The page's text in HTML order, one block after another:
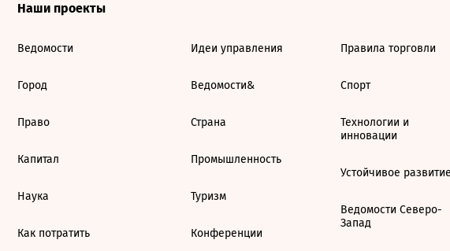
Наши проекты
Ведомости
Город
Право
Капитал
Наука
Как потратить
Идеи управления
Ведомости&
Страна
Промышленность
Туризм
Конференции
Правила торговли
Спорт
Технологии и
инновации
Устойчивое
Ведомости Северо-
Запад